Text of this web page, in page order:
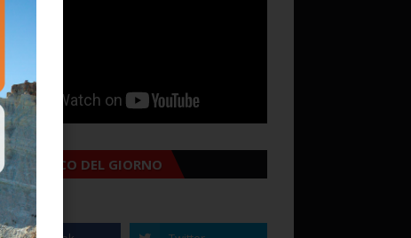
ALMANACCO DEL GIORNO